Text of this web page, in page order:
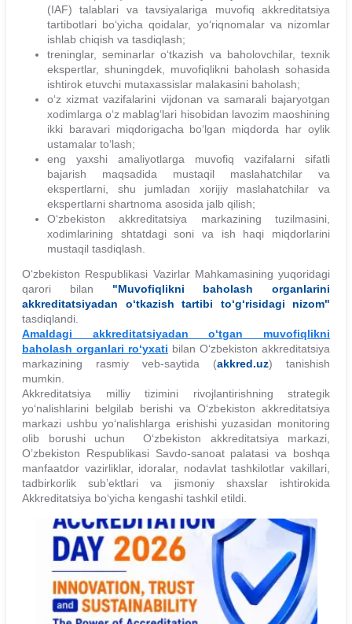
(IAF) talablari va tavsiyalariga muvofiq akkreditatsiya
tartibotlari bo‘yicha qoidalar, yo‘riqnomalar va nizomlar
ishlab chiqish va tasdiqlash;
treninglar, seminarlar o‘tkazish va baholovchilar, texnik
ekspertlar, shuningdek, muvofiqlikni baholash sohasida
ishtirok etuvchi mutaxassislar malakasini baholash;
o‘z xizmat vazifalarini vijdonan va samarali bajaryotgan
xodimlarga o‘z mablag‘lari hisobidan lavozim maoshining
ikki baravari miqdorigacha bo‘lgan miqdorda har oylik
ustamalar to‘lash;
eng yaxshi amaliyotlarga muvofiq vazifalarni sifatli
bajarish maqsadida mustaqil maslahatchilar va
ekspertlarni, shu jumladan xorijiy maslahatchilar va
ekspertlarni shartnoma asosida jalb qilish;
O‘zbekiston akkreditatsiya markazining tuzilmasini,
xodimlarining shtatdagi soni va ish haqi miqdorlarini
mustaqil tasdiqlash.
​O‘zbekiston Respublikasi Vazirlar Mahkamasining yuqoridagi
qarori bilan
"Muvofiqlikni baholash organlarini
akkreditatsiyadan o‘tkazish tartibi to‘g‘risidagi nizom"
tasdiqlandi.
Amaldagi akkreditatsiyadan o‘tgan muvofiqlikni
baholash organlari ro‘yxati bilan O‘zbekiston akkreditatsiya
markazining rasmiy veb-saytida (akkred.uz) tanishish
mumkin.
Akkreditatsiya milliy tizimini rivojlantirishning strategik
yo‘nalishlarini belgilab berishi va O‘zbekiston akkreditatsiya
markazi ushbu yo‘nalishlarga erishishi yuzasidan monitoring
olib borushi uchun O‘zbekiston akkreditatsiya markazi,
O’zbekiston Respublikasi Savdo-sanoat palatasi va boshqa
manfaatdor vazirliklar, idoralar, nodavlat tashkilotlar vakillari,
tadbirkorlik sub’ektlari va jismoniy shaxslar ishtirokida
Akkreditatsiya bo‘yicha kengashi tashkil etildi.